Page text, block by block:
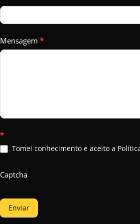
Mensagem *
*
Tomei conhecimento e aceito a
Captcha
Enviar